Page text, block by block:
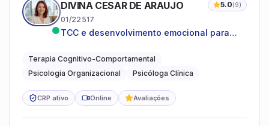
DIVINA CESAR DE ARAUJO 5.0(9)
01/22517
TCC e desenvolvimento emocional para
Terapia Cognitivo-Comportamental
Psicologia Organizacional
Psicóloga Clínica
CRP ativo Online Avaliações